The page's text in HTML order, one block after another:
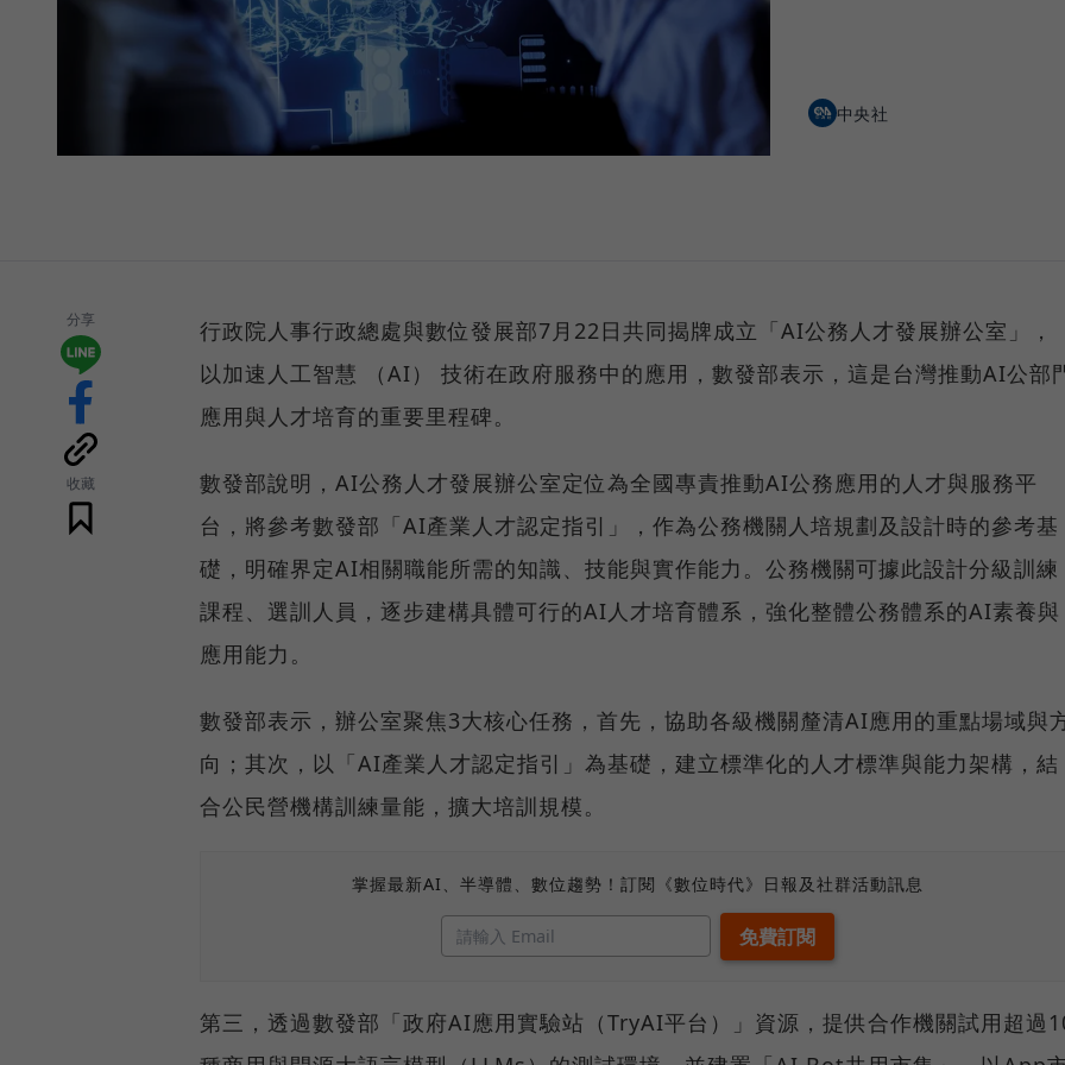
中央社
分享
收藏
行政院人事行政總處與數位發展部7月22日共同揭牌成立「AI公務人才發展辦公室」，
以加速人工智慧 （AI） 技術在政府服務中的應用，數發部表示，這是台灣推動AI公部
應用與人才培育的重要里程碑。
數發部說明，AI公務人才發展辦公室定位為全國專責推動AI公務應用的人才與服務平
台，將參考數發部「AI產業人才認定指引」，作為公務機關人培規劃及設計時的參考基
礎，明確界定AI相關職能所需的知識、技能與實作能力。公務機關可據此設計分級訓練
課程、選訓人員，逐步建構具體可行的AI人才培育體系，強化整體公務體系的AI素養與
應用能力。
數發部表示，辦公室聚焦3大核心任務，首先，協助各級機關釐清AI應用的重點場域與
向；其次，以「AI產業人才認定指引」為基礎，建立標準化的人才標準與能力架構，結
合公民營機構訓練量能，擴大培訓規模。
掌握最新AI、半導體、數位趨勢！訂閱《數位時代》日報及社群活動訊息
第三，透過數發部「政府AI應用實驗站（TryAI平台）」資源，提供合作機關試用超過